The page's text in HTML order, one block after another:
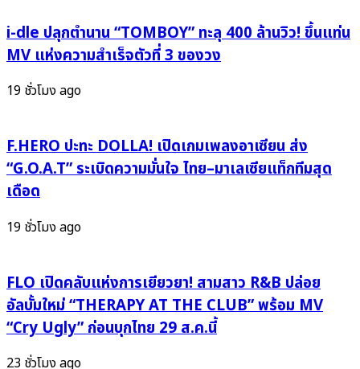
ไฮ
นิ
น
คน
ใหม่
ไพ
รส์
ทั้ง
ฮอลล์!
“Vanilla
Sky”
พร้อม
ฟีท
ง
สุด
พีค
กับ
“หนึ่ง
i-dle ปลุกตำนาน “TOMBOY” ทะลุ 400 ล้านวิว! ขึ้นแท่น
MV แห่งความสำเร็จตัวที่ 3 ของวง
19 ชั่วโมง ago
F.HERO ปะทะ DOLLA! เปิดเกมเพลงอาเซียน ส่ง
“G.O.A.T” ระเบิดความมั่นใจ ไทย–มาเลเซียแท็กทีมสุด
เดือด
19 ชั่วโมง ago
FLO เปิดคลับแห่งการเยียวยา! สามสาว R&B ปล่อย
อัลบั้มใหม่ “THERAPY AT THE CLUB” พร้อม MV
“Cry Ugly” ก่อนบุกไทย 29 ส.ค.นี้
23 ชั่วโมง ago